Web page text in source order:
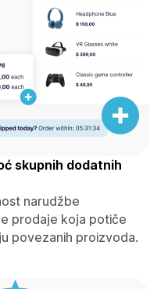
skupnih dodatnih
narudžbe
prodaje koja potiče
povezanih proizvoda.